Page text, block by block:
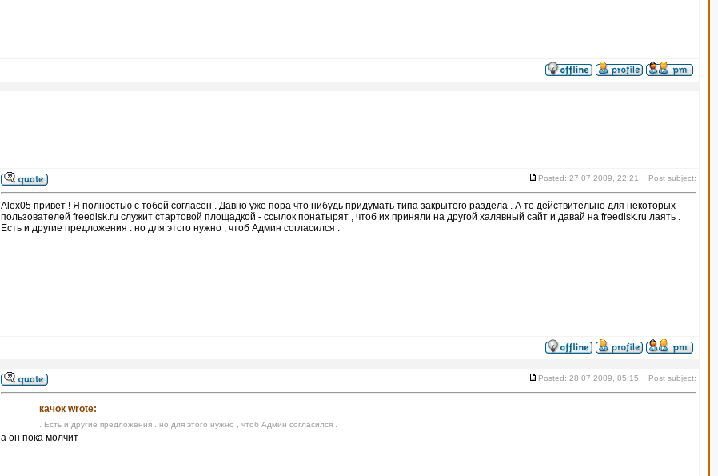
Posted: 27.07.2009, 22:21 Post subject:
Alex05 привет ! Я полностью с тобой согласен . Давно уже пора что нибудь придумать типа закрытого раздела . А то действительно для некоторых
пользователей freedisk.ru служит стартовой площадкой - ссылок понатырят , чтоб их приняли на другой халявный сайт и давай на freedisk.ru лаять .
Есть и другие предложения . но для этого нужно , чтоб Админ согласился .
Posted: 28.07.2009, 05:15 Post subject:
качок wrote:
. Есть и другие предложения . но для этого нужно , чтоб Админ согласился .
а он пока молчит